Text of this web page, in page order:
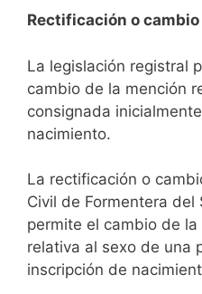
Rectificación o cambio
La legislación registral
cambio de la mención
consignada
nacimiento.
La rectificación o
Civil de Formentera
permite el cambio de
relativa al sexo de una
inscripción de